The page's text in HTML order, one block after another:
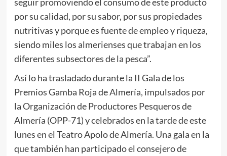
por su calidad, por su sabor, por sus propiedades
nutritivas y porque es fuente de empleo y riqueza,
siendo miles los almerienses que trabajan en los
diferentes subsectores de la pesca”.
Así lo ha trasladado durante la II Gala de los
Premios Gamba Roja de Almería, impulsados por
la Organización de Productores Pesqueros de
Almería (OPP-71) y celebrados en la tarde de este
lunes en el Teatro Apolo de Almería. Una gala en la
que también han participado el consejero de